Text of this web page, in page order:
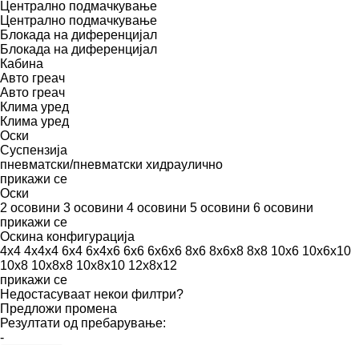
Централно подмачкување
Централно подмачкување
Блокада на диференцијал
Блокада на диференцијал
Кабина
Авто греач
Авто греач
Клима уред
Клима уред
Оски
Суспензија
пневматски/пневматски хидраулично
прикажи се
Оски
2 осовини 3 осовини 4 осовини 5 осовини 6 осовини
прикажи се
Оскина конфигурација
4x4 4x4x4 6x4 6x4x6 6x6 6x6x6 8x6 8x6x8 8x8 10x6 10x6x10
10x8 10x8x8 10x8x10 12x8x12
прикажи се
Недостасуваат некои филтри?
Предложи промена
Резултати од пребарување:
-